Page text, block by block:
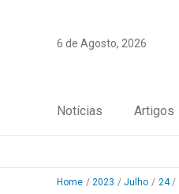
6 de Agosto, 2026
Notícias Artigos
Home 2023 Julho 24